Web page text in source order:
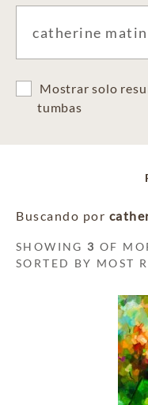
Mostrar solo
tumbas
Buscando por
SHOWING 3 OF
SORTED BY MOST